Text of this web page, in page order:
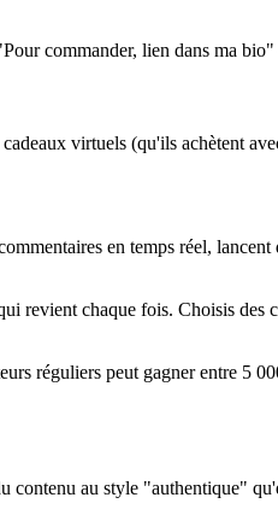
commander, lien dans ma
virtuels (qu'ils achètent
en temps réel,
revient chaque fois. Choisis
réguliers peut gagner entre 5
au style "authentique"